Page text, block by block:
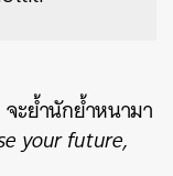
ะย้ำนักย้ำหนามา
your future,